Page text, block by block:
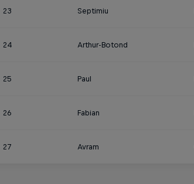
23 Septimiu
24 Arthur-Botond
25 Paul
26 Fabian
27 Avram